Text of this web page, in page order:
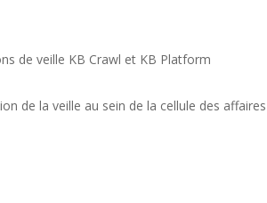
de veille KB Crawl et KB Platform
de la veille au sein de la cellule des affaires